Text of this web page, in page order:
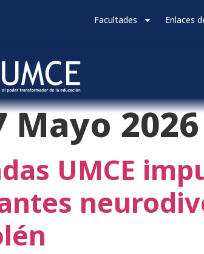
Facultades Enlaces
Mayo 2026
UMCE